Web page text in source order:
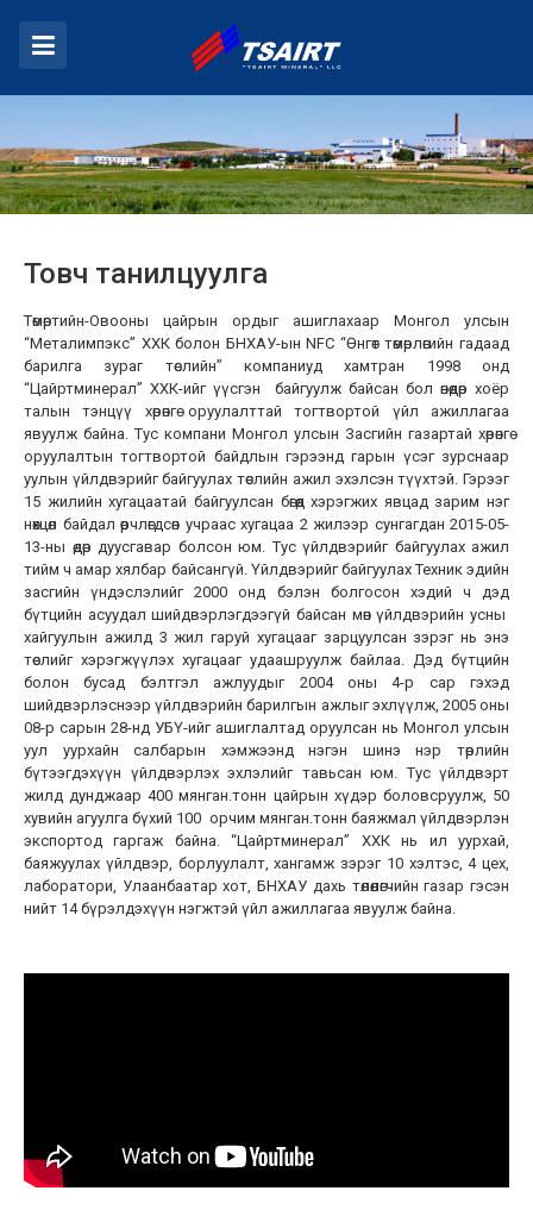
Товч танилцуулга
Төмөртийн-Овооны цайрын ордыг ашиглахаар Монгол улсын
“Металимпэкс” ХХК болон БНХАУ-ын NFC “Өнгөт төмөрлөгийн гадаад
барилга зураг төслийн” компаниуд хамтран 1998 онд
“Цайртминерал” ХХК-ийг үүсгэн байгуулж байсан бол өнөөдөр хоёр
талын тэнцүү хөрөнгө оруулалттай тогтвортой үйл ажиллагаа
явуулж байна. Тус компани Монгол улсын Засгийн газартай хөрөнгө
оруулалтын тогтвортой байдлын гэрээнд гарын үсэг зурснаар
уулын үйлдвэрийг байгуулах төслийн ажил эхэлсэн түүхтэй. Гэрээг
15 жилийн хугацаатай байгуулсан бөгөөд хэрэгжих явцад зарим нэг
нөхцөл байдал өөрчлөгдсөн учраас хугацаа 2 жилээр сунгагдан 2015-05-
13-ны өдөр дуусгавар болсон юм. Тус үйлдвэрийг байгуулах ажил
тийм ч амар хялбар байсангүй. Үйлдвэрийг байгуулах Техник эдийн
засгийн үндэслэлийг 2000 онд бэлэн болгосон хэдий ч дэд
бүтцийн асуудал шийдвэрлэгдээгүй байсан мөн үйлдвэрийн усны
хайгуулын ажилд 3 жил гаруй хугацааг зарцуулсан зэрэг нь энэ
төслийг хэрэгжүүлэх хугацааг удаашруулж байлаа. Дэд бүтцийн
болон бусад бэлтгэл ажлуудыг 2004 оны 4-р сар гэхэд
шийдвэрлэснээр үйлдвэрийн барилгын ажлыг эхлүүлж, 2005 оны
08-р сарын 28-нд УБҮ-ийг ашиглалтад оруулсан нь Монгол улсын
уул уурхайн салбарын хэмжээнд нэгэн шинэ нэр төрлийн
бүтээгдэхүүн үйлдвэрлэх эхлэлийг тавьсан юм. Тус үйлдвэрт
жилд дунджаар 400 мянган.тонн цайрын хүдэр боловсруулж, 50
хувийн агуулга бүхий 100 орчим мянган.тонн баяжмал үйлдвэрлэн
экспортод гаргаж байна. “Цайртминерал” ХХК нь ил уурхай,
баяжуулах үйлдвэр, борлуулалт, хангамж зэрэг 10 хэлтэс, 4 цех,
лаборатори, Улаанбаатар хот, БНХАУ дахь төлөөлөгчийн газар гэсэн
нийт 14 бүрэлдэхүүн нэгжтэй үйл ажиллагаа явуулж байна.